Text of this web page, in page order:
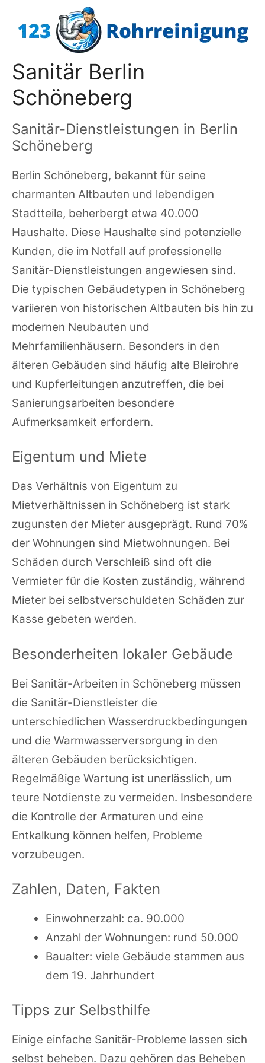
Inhalt
Sanitär Berlin
Schöneberg
Sanitär-Dienstleistungen in Berlin
Schöneberg
Berlin Schöneberg, bekannt für seine
charmanten Altbauten und lebendigen
Stadtteile, beherbergt etwa 40.000
Haushalte. Diese Haushalte sind potenzielle
Kunden, die im Notfall auf professionelle
Sanitär-Dienstleistungen angewiesen sind.
Die typischen Gebäudetypen in Schöneberg
variieren von historischen Altbauten bis hin zu
modernen Neubauten und
Mehrfamilienhäusern. Besonders in den
älteren Gebäuden sind häufig alte Bleirohre
und Kupferleitungen anzutreffen, die bei
Sanierungsarbeiten besondere
Aufmerksamkeit erfordern.
Eigentum und Miete
Das Verhältnis von Eigentum zu
Mietverhältnissen in Schöneberg ist stark
zugunsten der Mieter ausgeprägt. Rund 70%
der Wohnungen sind Mietwohnungen. Bei
Schäden durch Verschleiß sind oft die
Vermieter für die Kosten zuständig, während
Mieter bei selbstverschuldeten Schäden zur
Kasse gebeten werden.
Besonderheiten lokaler Gebäude
Bei Sanitär-Arbeiten in Schöneberg müssen
die Sanitär-Dienstleister die
unterschiedlichen Wasserdruckbedingungen
und die Warmwasserversorgung in den
älteren Gebäuden berücksichtigen.
Regelmäßige Wartung ist unerlässlich, um
teure Notdienste zu vermeiden. Insbesondere
die Kontrolle der Armaturen und eine
Entkalkung können helfen, Probleme
vorzubeugen.
Zahlen, Daten, Fakten
Einwohnerzahl: ca. 90.000
Anzahl der Wohnungen: rund 50.000
Baualter: viele Gebäude stammen aus
dem 19. Jahrhundert
Tipps zur Selbsthilfe
Einige einfache Sanitär-Probleme lassen sich
selbst beheben. Dazu gehören das Beheben